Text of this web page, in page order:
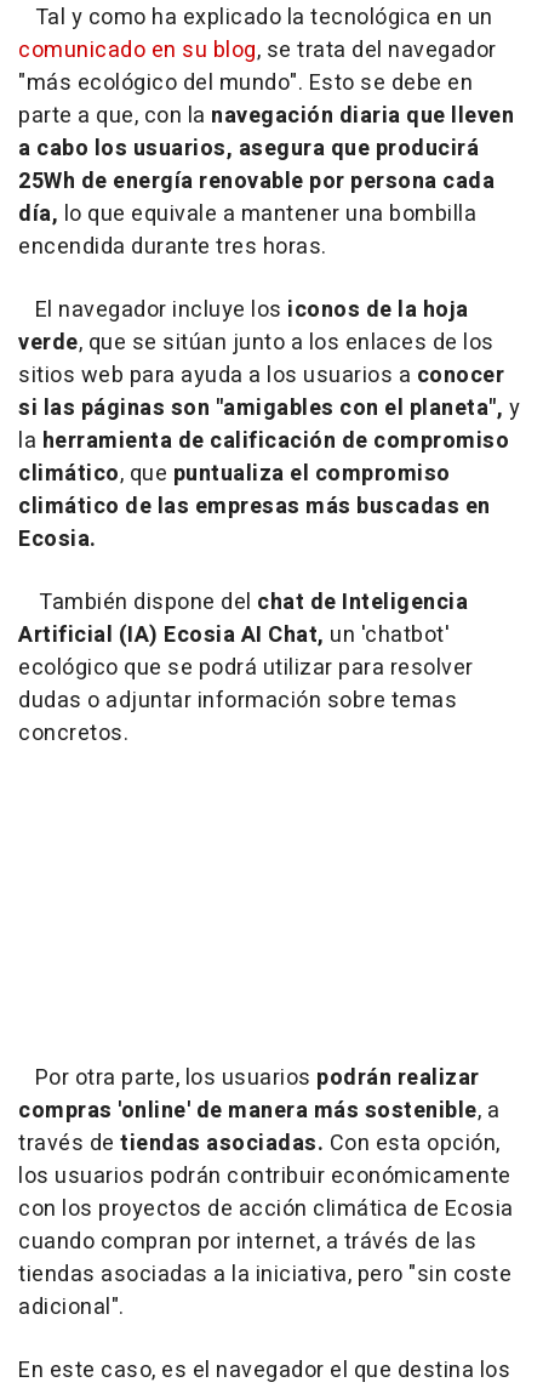
Tal y como ha explicado la tecnológica en un
comunicado en su blog, se trata del navegador
"más ecológico del mundo". Esto se debe en
parte a que, con la navegación diaria que lleven
a cabo los usuarios, asegura que producirá
25Wh de energía renovable por persona cada
día, lo que equivale a mantener una bombilla
encendida durante tres horas.
El navegador incluye los iconos de la hoja
verde, que se sitúan junto a los enlaces de los
sitios web para ayuda a los usuarios a conocer
si las páginas son "amigables con el planeta", y
la herramienta de calificación de compromiso
climático, que puntualiza el compromiso
climático de las empresas más buscadas en
Ecosia.
También dispone del chat de Inteligencia
Artificial (IA) Ecosia AI Chat, un 'chatbot'
ecológico que se podrá utilizar para resolver
dudas o adjuntar información sobre temas
concretos.
Por otra parte, los usuarios podrán realizar
compras 'online' de manera más sostenible, a
través de tiendas asociadas. Con esta opción,
los usuarios podrán contribuir económicamente
con los proyectos de acción climática de Ecosia
cuando compran por internet, a trávés de las
tiendas asociadas a la iniciativa, pero "sin coste
adicional".
En este caso, es el navegador el que destina los